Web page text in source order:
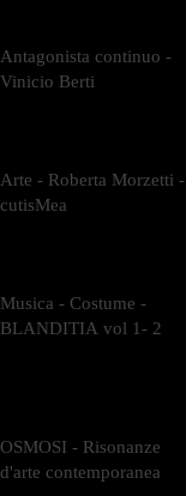
Antagonista continuo -
Vinicio Berti
Arte - Roberta Morzetti -
cutisMea
Musica - Costume -
BLANDITIA vol 1- 2
OSMOSI - Risonanze
d'arte contemporanea